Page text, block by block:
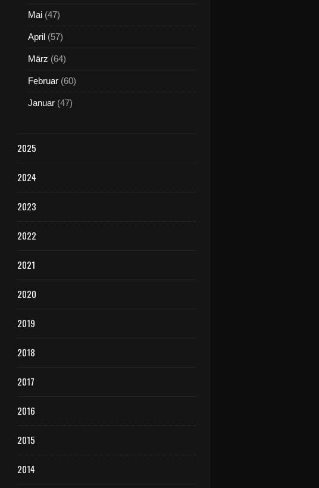
Mai (47)
April (57)
März (64)
Februar (60)
Januar (47)
2025
2024
2023
2022
2021
2020
2019
2018
2017
2016
2015
2014